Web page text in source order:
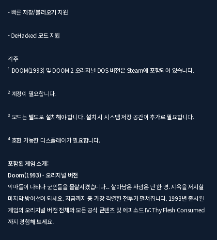
- 빠른 저장/불러오기 지원
- DeHacked 모드 지원
각주
¹ DOOM(1993) 및 DOOM 2 오리지널 DOS 버전은 Steam에 포함되어 있습니다.
² 계정이 필요합니다.
³ 모드는 별도로 설치해야 합니다. 설치 시 시스템 저장 공간이 추가로 필요합니다.
⁴ 호환 가능한 디스플레이가 필요합니다.
포함된 게임 소개:
Doom(1993) - 오리지널 버전
악마들이 나타나 군인들을 몰살시켰습니다... 살아남은 사람은 단 한 명. 지옥을 저지할
마지막 방어선이 되세요. 지금까지 중 가장 격렬한 전투가 펼쳐집니다. 1993년 출시된
게임의 오리지널 버전 전체와 모든 공식 콘텐츠 및 에피소드 IV: Thy Flesh Consumed
까지 경험해 보세요.